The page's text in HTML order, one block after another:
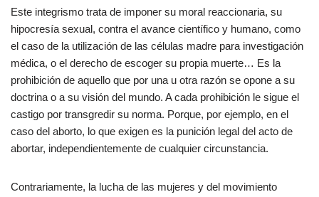
Este integrismo trata de imponer su moral reaccionaria, su
hipocresía sexual, contra el avance científico y humano, como
el caso de la utilización de las células madre para investigación
médica, o el derecho de escoger su propia muerte… Es la
prohibición de aquello que por una u otra razón se opone a su
doctrina o a su visión del mundo. A cada prohibición le sigue el
castigo por transgredir su norma. Porque, por ejemplo, en el
caso del aborto, lo que exigen es la punición legal del acto de
abortar, independientemente de cualquier circunstancia.
Contrariamente, la lucha de las mujeres y del movimiento